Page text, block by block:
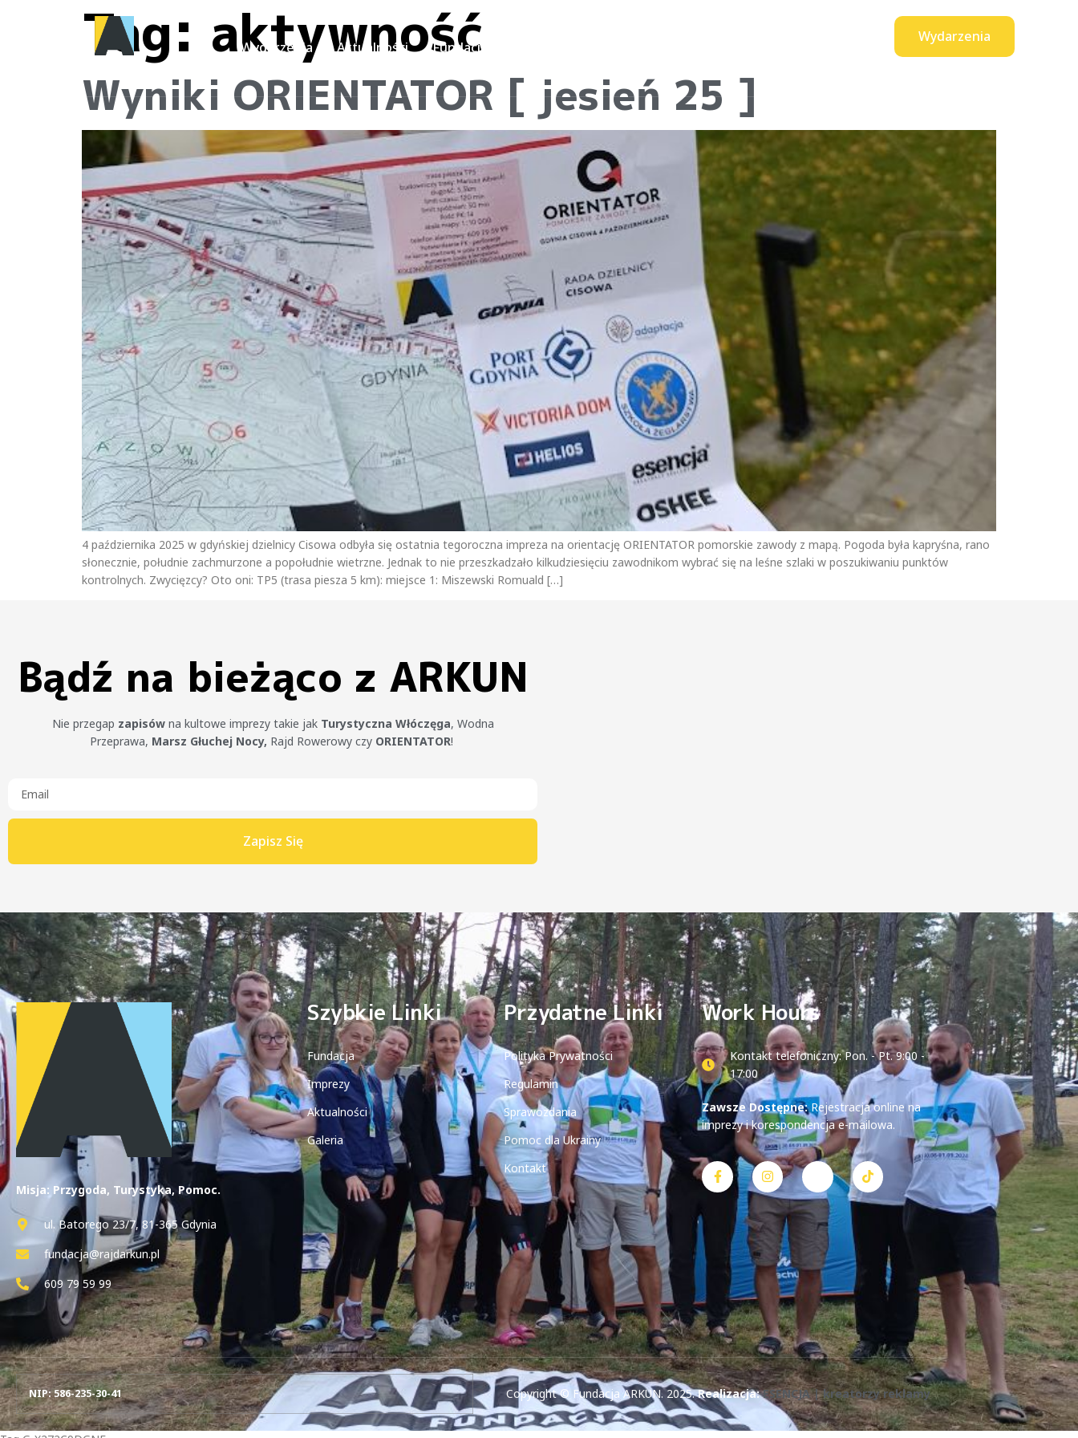
Wydarzenia Aktualności Fundacja
Wydarzenia
Tag: aktywność
Wyniki ORIENTATOR [ jesień 25 ]
4 października 2025 w gdyńskiej dzielnicy Cisowa odbyła się ostatnia tegoroczna impreza na orientację ORIENTATOR pomorskie zawody z mapą. Pogoda była kapryśna, rano
słonecznie, południe zachmurzone a popołudnie wietrzne. Jednak to nie przeszkadzało kilkudziesięciu zawodnikom wybrać się na leśne szlaki w poszukiwaniu punktów
kontrolnych. Zwycięzcy? Oto oni: TP5 (trasa piesza 5 km): miejsce 1: Miszewski Romuald […]
Bądź na bieżąco z ARKUN
Nie przegap zapisówna kultowe imprezy takie jak Turystyczna Włóczęga, Wodna
Przeprawa, Marsz Głuchej Nocy, Rajd Rowerowy czy ORIENTATOR!
Zapisz Się
Misja: Przygoda, Turystyka, Pomoc.
ul. Batorego 23/7, 81-365 Gdynia
fundacja@rajdarkun.pl
609 79 59 99
Szybkie Linki
Fundacja
Imprezy
Aktualności
Galeria
Przydatne Linki
Polityka Prywatności
Regulamin
Sprawozdania
Pomoc dla Ukrainy
Kontakt
Work Hours
Kontakt telefoniczny: Pon. - Pt. 9:00 -
17:00
Zawsze Dostępne:Rejestracja online na
imprezy i korespondencja e-mailowa.
NIP: 586-235-30-41 Copyright © Fundacja ARKUN. 2025.Realizacja:ESENCJA | kreatorzy reklamy